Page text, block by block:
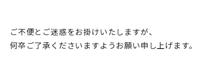
ご不便とご迷惑をお掛けいたしますが、
何卒ご了承くださいますようお願い申し上げます。